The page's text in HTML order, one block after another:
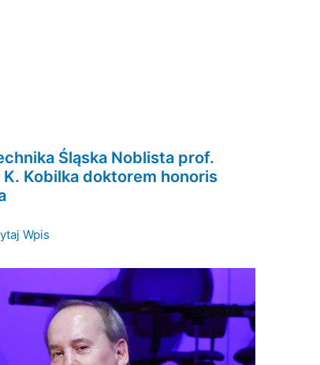
Śląska Noblista prof.
K. Kobilka doktorem honoris
Wpis